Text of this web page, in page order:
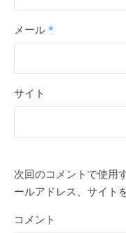
メール *
サイト
次回のコメントで使用
ールアドレス、サイト
コメント